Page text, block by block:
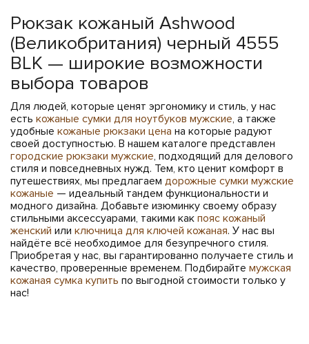
Рюкзак кожаный Ashwood
(Великобритания) черный 4555
BLK — широкие возможности
выбора товаров
Для людей, которые ценят эргономику и стиль, у нас
есть кожаные сумки для ноутбуков мужские, а также
удобные кожаные рюкзаки цена на которые радуют
своей доступностью. В нашем каталоге представлен
городские рюкзаки мужские, подходящий для делового
стиля и повседневных нужд. Тем, кто ценит комфорт в
путешествиях, мы предлагаем дорожные сумки мужские
кожаные — идеальный тандем функциональности и
модного дизайна. Добавьте изюминку своему образу
стильными аксессуарами, такими как пояс кожаный
женский или ключница для ключей кожаная. У нас вы
найдёте всё необходимое для безупречного стиля.
Приобретая у нас, вы гарантированно получаете стиль и
качество, проверенные временем. Подбирайте мужская
кожаная сумка купить по выгодной стоимости только у
нас!